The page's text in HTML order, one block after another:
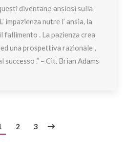
diventano ansiosi sulla
impazienza nutre l’ ansia, la
. La pazienza crea
una prospettiva razionale ,
successo .” – Cit. Brian Adams
2 3